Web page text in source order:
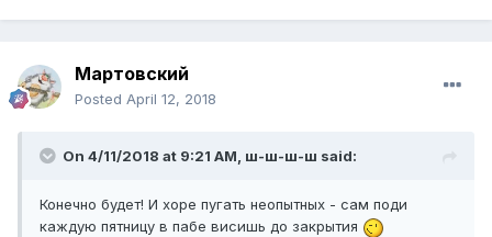
Мартовский
Posted April 12, 2018
On 4/11/2018 at 9:21 AM, ш-ш-ш-ш said:
Конечно будет! И хоре пугать неопытных - сам поди
каждую пятницу в пабе висишь до закрытия